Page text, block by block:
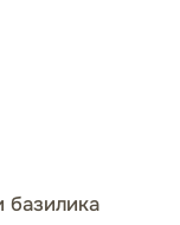
базилика